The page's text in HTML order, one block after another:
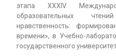
этапа XXXIV
образовательных
нравственность:
времени», в Учебно-
государственного